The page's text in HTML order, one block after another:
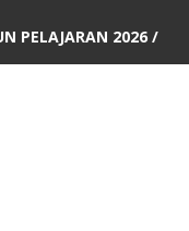
PELAJARAN 2026 /